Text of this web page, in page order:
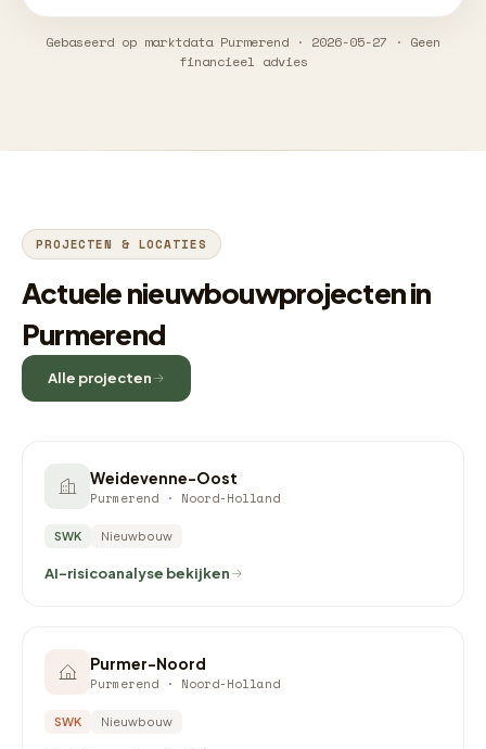
Gebaseerd op marktdata Purmerend · 2026-05-27 · Geen
financieel advies
PROJECTEN & LOCATIES
Actuele nieuwbouwprojecten in
Purmerend
Alle projecten
Weidevenne-Oost
Purmerend · Noord-Holland
SWK Nieuwbouw
AI-risicoanalyse bekijken
Purmer-Noord
Purmerend · Noord-Holland
SWK Nieuwbouw